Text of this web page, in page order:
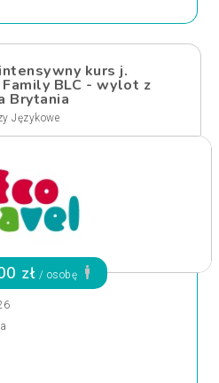
kurs j.
BLC - wylot z
Brytania
Językowe
zł / osobę